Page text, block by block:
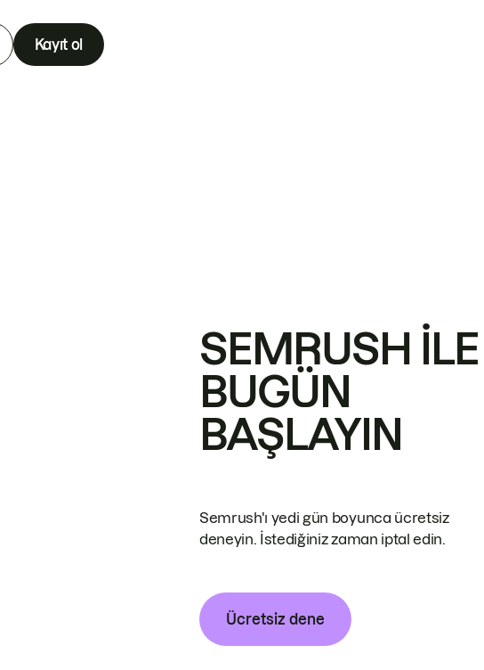
Kayıt ol
SEMRUSH ILE
BUGÜN
BAŞLAYIN
Semrush'ı yedi gün boyunca ücretsiz
deneyin. İstediğiniz zaman iptal edin.
Ücretsiz dene